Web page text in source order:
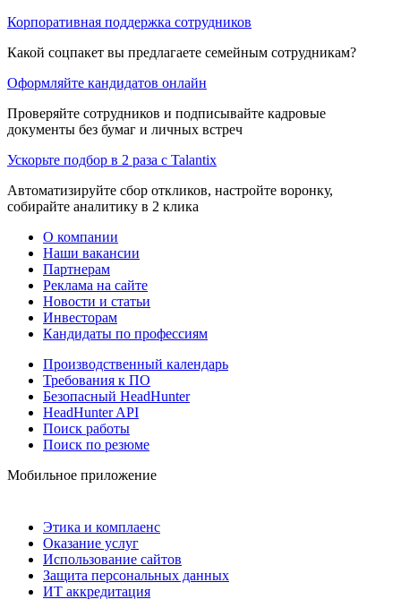
Корпоративная поддержка сотрудников
Какой соцпакет вы предлагаете семейным сотрудникам?
Оформляйте кандидатов онлайн
Проверяйте сотрудников и подписывайте кадровые
документы без бумаг и личных встреч
Ускорьте подбор в 2 раза с Talantix
Автоматизируйте сбор откликов, настройте воронку,
собирайте аналитику в 2 клика
О компании
Наши вакансии
Партнерам
Реклама на сайте
Новости и статьи
Инвесторам
Кандидаты по профессиям
Производственный календарь
Требования к ПО
Безопасный HeadHunter
HeadHunter API
Поиск работы
Поиск по резюме
Мобильное приложение
Этика и комплаенс
Оказание услуг
Использование сайтов
Защита персональных данных
ИТ аккредитация